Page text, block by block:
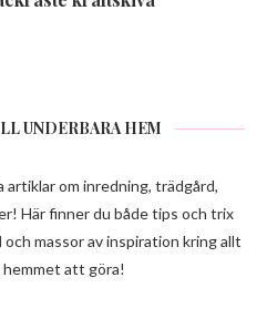
UNDERBARA HEM
artiklar om inredning, trädgård,
Här finner du både tips och trix
massor av inspiration kring allt
hemmet att göra!